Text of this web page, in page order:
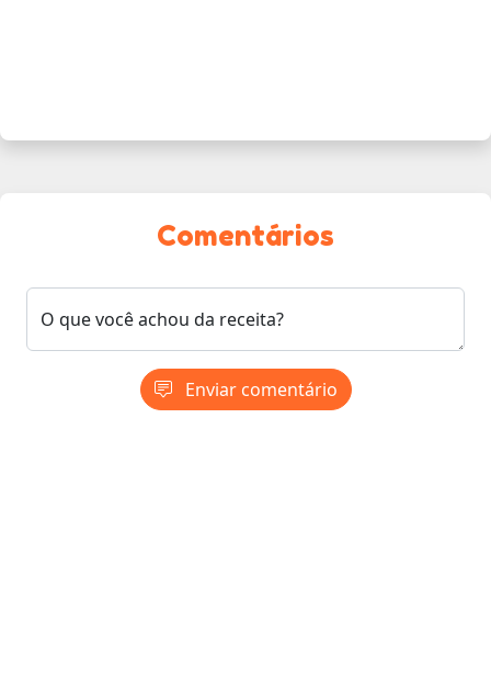
Comentários
O que você achou da receita?
Enviar comentário